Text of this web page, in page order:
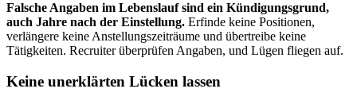
Falsche Angaben im Lebenslauf sind ein Kündigungsgrund,
auch Jahre nach der Einstellung. Erfinde keine Positionen,
verlängere keine Anstellungszeiträume und übertreibe keine
Tätigkeiten. Recruiter überprüfen Angaben, und Lügen fliegen auf.
Keine unerklärten Lücken lassen